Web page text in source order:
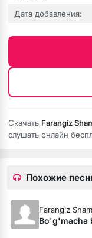
Дата добавления:
Скачать Farangiz
слушать онлайн
Похожие
Farangiz
Bo'g'macha